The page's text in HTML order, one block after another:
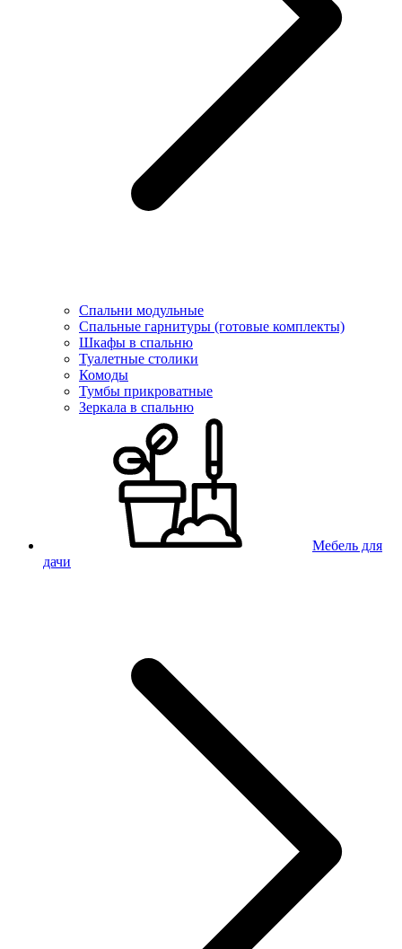
Спальни модульные
Спальные гарнитуры (готовые комплекты)
Шкафы в спальню
Туалетные столики
Комоды
Тумбы прикроватные
Зеркала в спальню
Мебель для
дачи